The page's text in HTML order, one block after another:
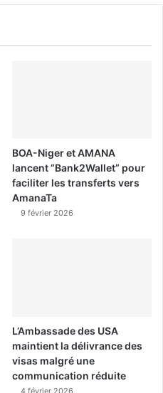
BOA-Niger et AMANA
lancent “Bank2Wallet” pour
faciliter les transferts vers
AmanaTa
9 février 2026
L’Ambassade des USA
maintient la délivrance des
visas malgré une
communication réduite
4 février 2026